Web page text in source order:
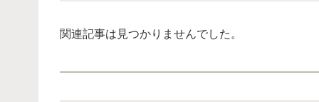
関連記事は見つかりませんでした。